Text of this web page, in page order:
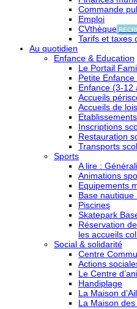
Commande
Emploi
CVthèque
Tarifs et taxes
Au quotidien
Enfance & Education
Le Portail
Petite
Enfance (3-12
Accueils
Accueils de
Inscriptions
Restauration
Transports
Sports
A lire :
Animations
Equipements
Base
Piscines
Skatepark
Réservation
les accueils
Social & solidarité
Centre
Actions
Le Centre
Handiplage
La Maison
La Maison